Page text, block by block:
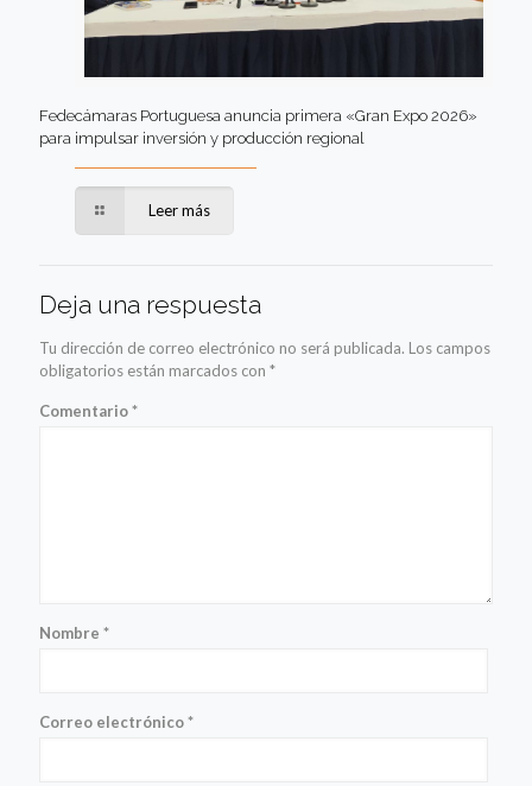
Fedecámaras Portuguesa anuncia primera «Gran Expo 2026»
para impulsar inversión y producción regional
Leer más
Deja una respuesta
Tu dirección de correo electrónico no será publicada. Los campos
obligatorios están marcados con *
Comentario*
Nombre *
Correo electrónico*